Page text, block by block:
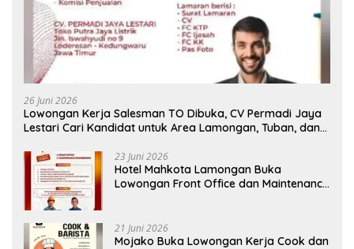
26 Juni 2026
Lowongan Kerja Salesman TO Dibuka, CV Permadi Jaya
Lestari Cari Kandidat untuk Area Lamongan, Tuban, dan
23 Juni 2026
Hotel Mahkota Lamongan Buka
Lowongan Front Office dan Maintenance
21 Juni 2026
Mojako Buka Lowongan Kerja Cook dan